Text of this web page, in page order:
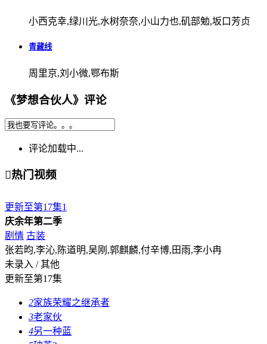
小西克幸,绿川光,水树奈奈,小山力也,矶部勉,坂口芳贞
青藏线
周里京,刘小微,鄂布斯
《梦想合伙人》评论
评论加载中...
热门视频
更新至第17集1
庆余年第二季
剧情 古装
张若昀,李沁,陈道明,吴刚,郭麒麟,付辛博,田雨,李小冉
未录入 / 其他
更新至第17集
2家族荣耀之继承者
3老家伙
4另一种蓝